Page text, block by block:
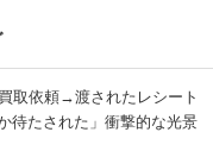
取依頼→渡されたレシート
たされた」衝撃的な光景